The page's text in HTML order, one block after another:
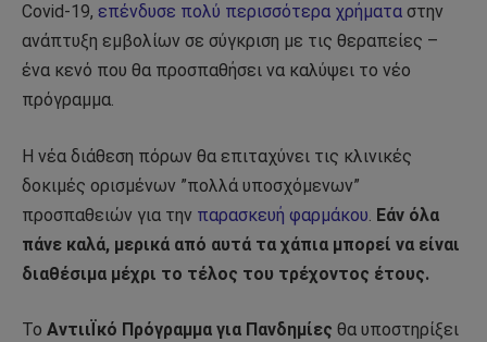
Covid-19, επένδυσε πολύ περισσότερα χρήματα στην
ανάπτυξη εμβολίων σε σύγκριση με τις θεραπείες –
ένα κενό που θα προσπαθήσει να καλύψει το νέο
πρόγραμμα.
Η νέα διάθεση πόρων θα επιταχύνει τις κλινικές
δοκιμές ορισμένων ”πολλά υποσχόμενων”
προσπαθειών για την παρασκευή φαρμάκου Εάν όλα
πάνε καλά, μερικά από αυτά τα χάπια μπορεί να είναι
διαθέσιμα μέχρι το τέλος του τρέχοντος έτους.
Το ΑντιιΪκό Πρόγραμμα για Πανδημίες θα υποστηρίξει